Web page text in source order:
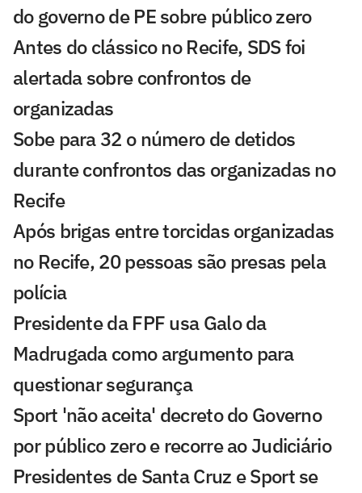
do governo de PE sobre público zero
Antes do clássico no Recife, SDS foi
alertada sobre confrontos de
organizadas
Sobe para 32 o número de detidos
durante confrontos das organizadas no
Recife
Após brigas entre torcidas organizadas
no Recife, 20 pessoas são presas pela
polícia
Presidente da FPF usa Galo da
Madrugada como argumento para
questionar segurança
Sport 'não aceita' decreto do Governo
por público zero e recorre ao Judiciário
Presidentes de Santa Cruz e Sport se